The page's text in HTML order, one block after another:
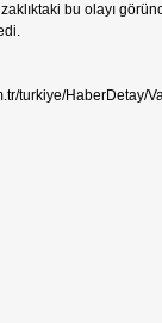
bu olayı
turkiye/HaberDetay/